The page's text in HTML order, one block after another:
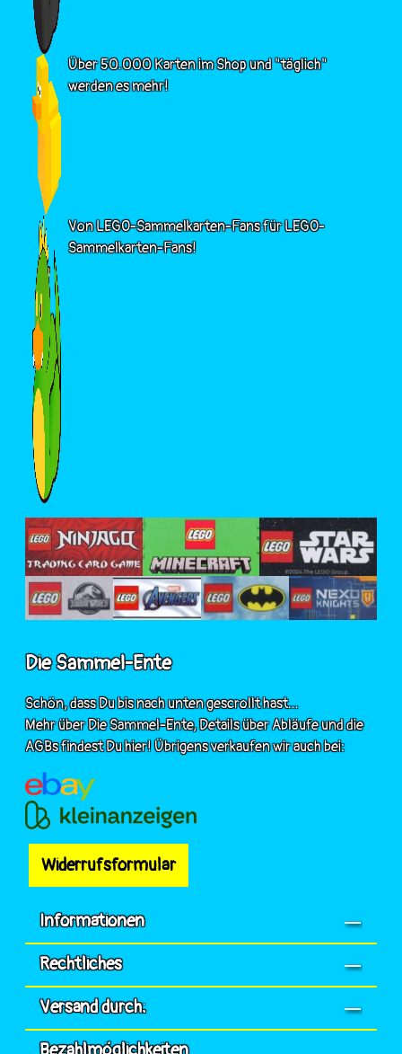
Über 50.000 Karten im Shop und "täglich"
werden es mehr!
Von LEGO-Sammelkarten-Fans für LEGO-
Sammelkarten-Fans!
Die Sammel-Ente
Schön, dass Du bis nach unten gescrollt hast...
Mehr über Die Sammel-Ente, Details über Abläufe und die
AGBs findest Du hier! Übrigens verkaufen wir auch bei:
Widerrufsformular
Informationen
Rechtliches
Versand durch: